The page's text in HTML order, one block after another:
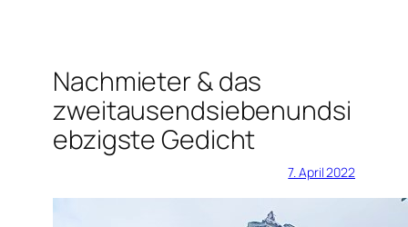
Nachmieter & das
zweitausendsiebenundsi
ebzigste Gedicht
7. April 2022